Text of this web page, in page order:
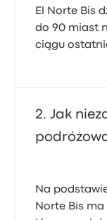
El Norte Bis
do 90 miast
ciągu
Jak
Na
Norte Bis